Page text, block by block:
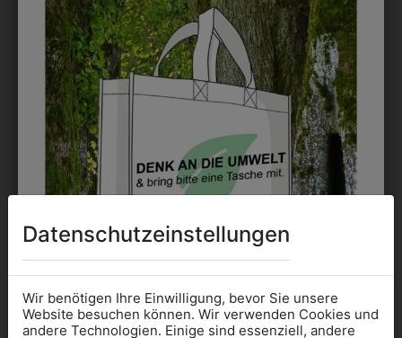
Kann gestickt oder bedruckt werden. Sehr vielseitig
einsetzbar und beim Sticken wieder ab 1 Stück
möglich.
DRUCK
Perfekt für große Logos und für kleine Details, jedoch
kostet jede Farbe extra und ist erst ab 12 Stück
möglich. Waschbar bis zu 60°C.
DAS KÖNNTE IHNEN
Datenschutzeinstellungen
Wir benötigen Ihre Einwilligung, bevor Sie unsere
Website besuchen können. Wir verwenden Cookies und
andere Technologien. Einige sind essenziell, andere